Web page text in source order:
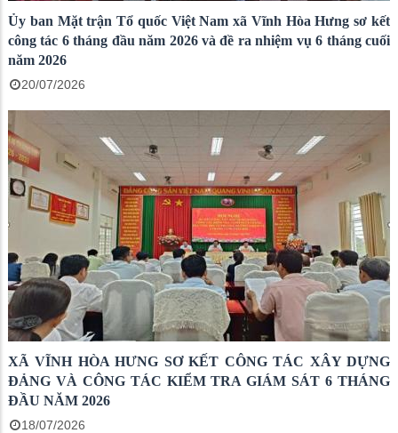
Ủy ban Mặt trận Tổ quốc Việt Nam xã Vĩnh Hòa Hưng sơ kết
công tác 6 tháng đầu năm 2026 và đề ra nhiệm vụ 6 tháng cuối
năm 2026
20/07/2026
XÃ VĨNH HÒA HƯNG SƠ KẾT CÔNG TÁC XÂY DỰNG
ĐẢNG VÀ CÔNG TÁC KIỂM TRA GIÁM SÁT 6 THÁNG
ĐẦU NĂM 2026
18/07/2026